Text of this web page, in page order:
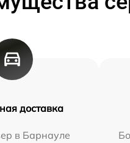
доставка
в Барнауле